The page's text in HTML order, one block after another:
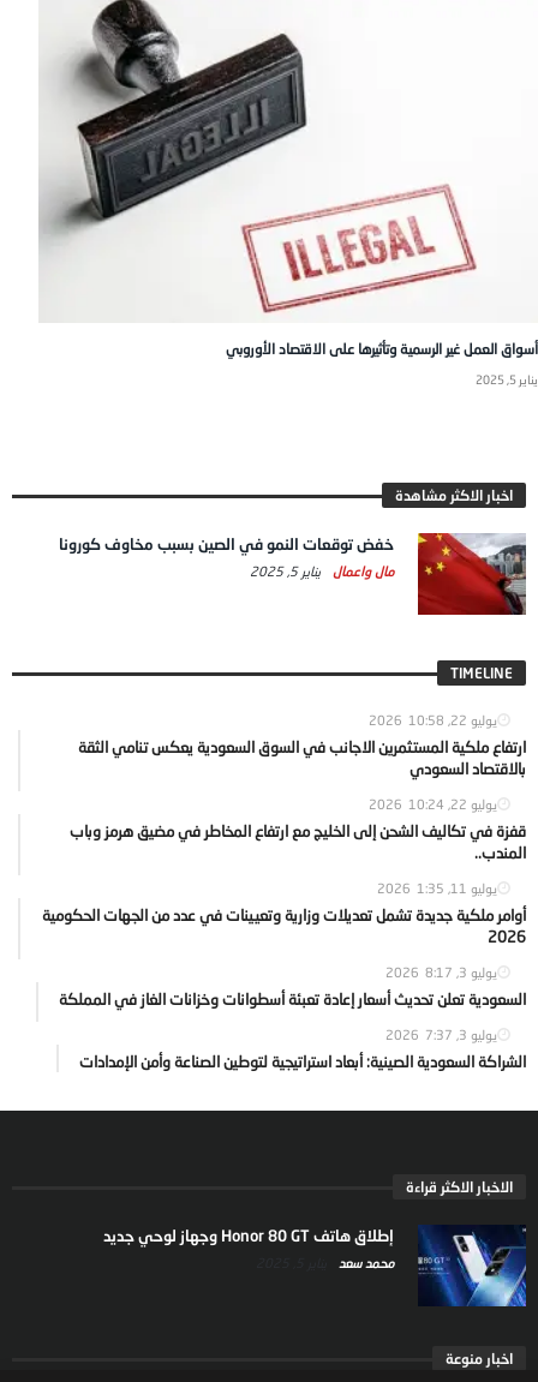
أسواق العمل غير الرسمية وتأثيرها على الاقتصاد الأوروبي
يناير 5, 2025
اخبار الاكثر مشاهدة
خفض توقعات النمو في الصين بسبب مخاوف كورونا
مال واعمال يناير 5, 2025
TIMELINE
يوليو 22, 2026 10:58
ارتفاع ملكية المستثمرين الاجانب في السوق السعودية يعكس تنامي الثقة
بالاقتصاد السعودي
يوليو 22, 2026 10:24
قفزة في تكاليف الشحن إلى الخليج مع ارتفاع المخاطر في مضيق هرمز وباب
المندب..
يوليو 11, 2026 1:35
أوامر ملكية جديدة تشمل تعديلات وزارية وتعيينات في عدد من الجهات الحكومية
2026
يوليو 3, 2026 8:17
السعودية تعلن تحديث أسعار إعادة تعبئة أسطوانات وخزانات الغاز في المملكة
يوليو 3, 2026 7:37
الشراكة السعودية الصينية: أبعاد استراتيجية لتوطين الصناعة وأمن الإمدادات
الاخبار الاكثر قراءة
إطلاق هاتف Honor 80 GT وجهاز لوحي جديد
محمد سعد
اخبار منوعة